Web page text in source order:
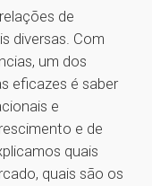
de
diversas. Com
um dos
eficazes é saber
e
e de
quais
quais são os